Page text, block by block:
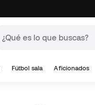
Fútbol sala Aficionados